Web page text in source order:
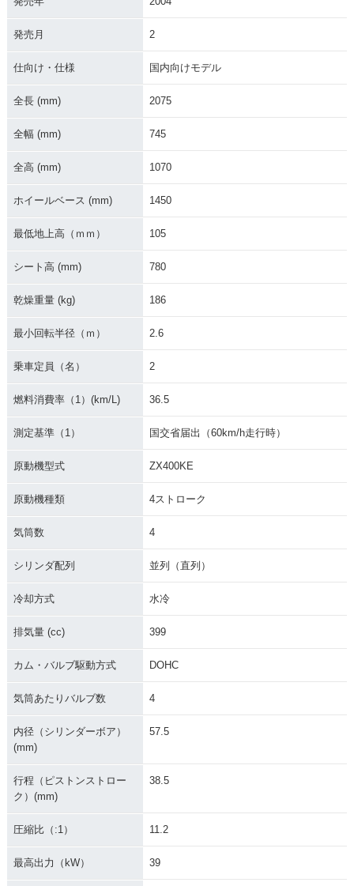
ラーチェンジ
ラーチェンジ
発売月 2
仕向け・仕様 国内向けモデル
全長 (mm) 2075
全幅 (mm) 745
全高 (mm) 1070
ホイールベース (mm) 1450
最低地上高（ｍｍ） 105
シート高 (mm) 780
乾燥重量 (kg) 186
最小回転半径（ｍ） 2.6
乗車定員（名） 2
燃料消費率（1）(km/L) 36.5
測定基準（1） 国交省届出（60km/h走行時）
原動機型式 ZX400KE
原動機種類 4ストローク
気筒数 4
シリンダ配列 並列（直列）
冷却方式 水冷
排気量 (cc) 399
カム・バルブ駆動方式 DOHC
気筒あたりバルブ数 4
内径（シリンダーボア）
(mm)
57.5
行程（ピストンストロー
ク）(mm)
38.5
圧縮比（:1） 11.2
最高出力（kW） 39